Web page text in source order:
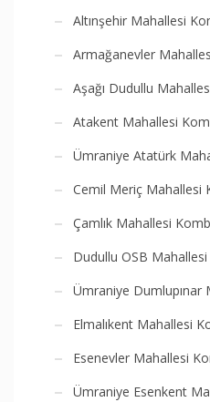
Altınşehir Mahallesi
Armağanevler
Aşağı Dudullu
Atakent Mahallesi
Ümraniye Atatürk
Cemil Meriç Mahallesi
Çamlık Mahallesi
Dudullu OSB
Ümraniye Dumlupınar
Elmalıkent Mahallesi
Esenevler Mahallesi
Ümraniye Esenkent